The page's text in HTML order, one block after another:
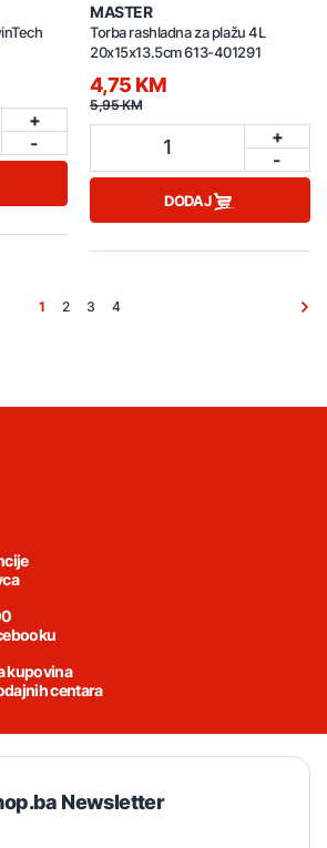
+
-
MASTER
Torba rashladna za plažu 4L
20x15x13.5cm 613-401291
4,75 KM
5,95 KM
1
+
-
DODAJ
1 2 3 4
kupovina
centara
Newsletter